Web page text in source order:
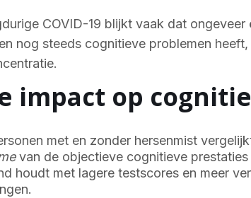
COVID-19 blijkt vaak dat ongeveer
nog steeds cognitieve problemen
impact op cognitie
met en zonder hersenmist
van de objectieve cognitieve prestaties
houdt met lagere testscores en meer